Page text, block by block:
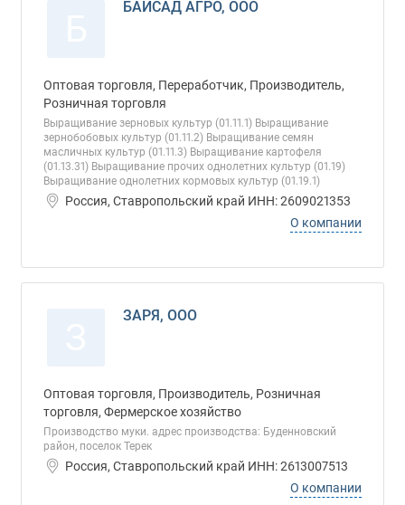
БАЙСАД АГРО, ООО
Оптовая торговля, Переработчик, Производитель,
Розничная торговля
Выращивание зерновых культур (01.11.1) Выращивание
зернобобовых культур (01.11.2) Выращивание семян
масличных культур (01.11.3) Выращивание картофеля
(01.13.31) Выращивание прочих однолетних культур (01.19)
Выращивание однолетних кормовых культур (01.19.1)
Россия, Ставропольский край ИНН: 2609021353
О компании
ЗАРЯ, ООО
Оптовая торговля, Производитель, Розничная
торговля, Фермерское хозяйство
Производство муки. адрес производства: Буденновский
район, поселок Терек
Россия, Ставропольский край ИНН: 2613007513
О компании